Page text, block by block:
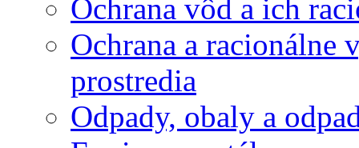
Ochrana vôd a ich
Ochrana a racionálne
prostredia
Odpady, obaly a